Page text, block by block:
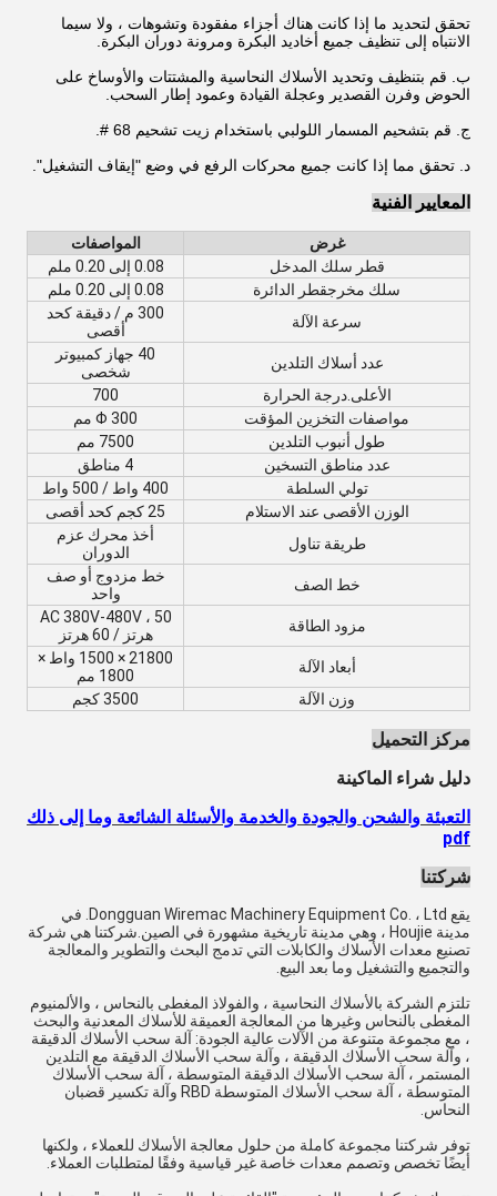
تحقق لتحديد ما إذا كانت هناك أجزاء مفقودة وتشوهات ، ولا سيما
الانتباه إلى تنظيف جميع أخاديد البكرة ومرونة دوران البكرة.
ب. قم بتنظيف وتحديد الأسلاك النحاسية والمشتتات والأوساخ على
الحوض وفرن القصدير وعجلة القيادة وعمود إطار السحب.
ج. قم بتشحيم المسمار اللولبي باستخدام زيت تشحيم 68 #.
د. تحقق مما إذا كانت جميع محركات الرفع في وضع "إيقاف التشغيل".
المعايير الفنية
غرض
المواصفات
قطر سلك المدخل
0.08 إلى 0.20 ملم
سلك مخرجقطر الدائرة
0.08 إلى 0.20 ملم
سرعة الآلة
300 م / دقيقة كحد
أقصى
عدد أسلاك التلدين
40 جهاز كمبيوتر
شخصى
الأعلى.درجة الحرارة
700
مواصفات التخزين المؤقت
Φ 300 مم
طول أنبوب التلدين
7500 مم
عدد مناطق التسخين
4 مناطق
تولي السلطة
400 واط / 500 واط
الوزن الأقصى عند الاستلام
25 كجم كحد أقصى
طريقة تناول
أخذ محرك عزم
الدوران
خط الصف
خط مزدوج أو صف
واحد
مزود الطاقة
AC 380V-480V ، 50
هرتز / 60 هرتز
أبعاد الآلة
21800 × 1500 واط ×
1800 مم
وزن الآلة
3500 كجم
مركز التحميل
دليل شراء الماكينة
التعبئة والشحن والجودة والخدمة والأسئلة الشائعة وما إلى ذلك
pdf
شركتنا
يقع Dongguan Wiremac Machinery Equipment Co. ، Ltd. في
مدينة Houjie ، وهي مدينة تاريخية مشهورة في الصين.شركتنا هي شركة
تصنيع معدات الأسلاك والكابلات التي تدمج البحث والتطوير والمعالجة
والتجميع والتشغيل وما بعد البيع.
تلتزم الشركة بالأسلاك النحاسية ، والفولاذ المغطى بالنحاس ، والألمنيوم
المغطى بالنحاس وغيرها من المعالجة العميقة للأسلاك المعدنية والبحث
، مع مجموعة متنوعة من الآلات عالية الجودة: آلة سحب الأسلاك الدقيقة
، وآلة سحب الأسلاك الدقيقة ، وآلة سحب الأسلاك الدقيقة مع التلدين
المستمر ، آلة سحب الأسلاك الدقيقة المتوسطة ، آلة سحب الأسلاك
المتوسطة ، آلة سحب الأسلاك المتوسطة RBD وآلة تكسير قضبان
النحاس.
توفر شركتنا مجموعة كاملة من حلول معالجة الأسلاك للعملاء ، ولكنها
أيضًا تخصص وتصمم معدات خاصة غير قياسية وفقًا لمتطلبات العملاء.